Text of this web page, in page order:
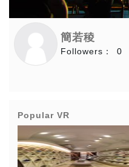
簡若稜
Followers： 0
Popular VR